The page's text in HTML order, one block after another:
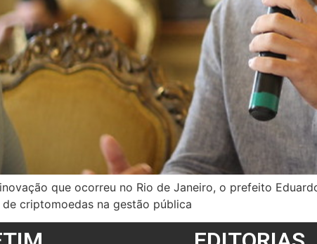
que ocorreu no Rio de Janeiro, o prefeito
de criptomoedas na gestão pública